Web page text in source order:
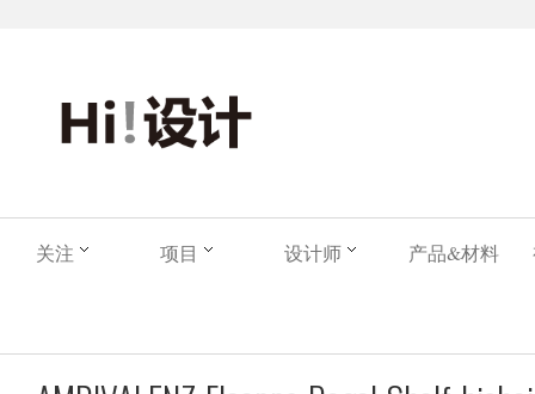
关注 项目 设计师 产品&材料